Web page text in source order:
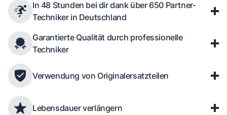
In 48 Stunden bei dir dank über 650 Partner-
Techniker in Deutschland
Garantierte Qualität durch professionelle
Techniker
Verwendung von Originalersatzteilen
Lebensdauer verlängern